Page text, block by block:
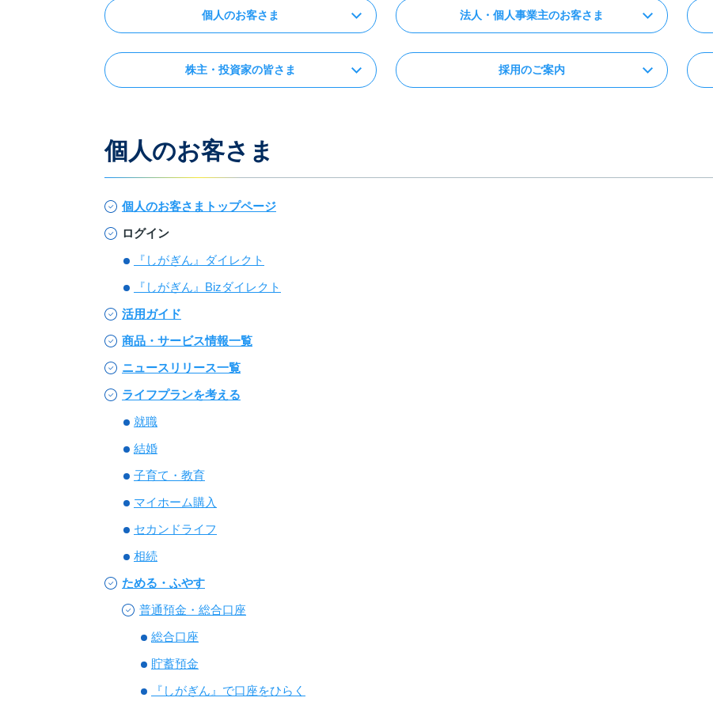
個人のお客さま 法人・個人事業主のお客さま
株主・投資家の皆さま 採用のご案内
個人のお客さま
個人のお客さまトップページ
ログイン
『しがぎん』ダイレクト
『しがぎん』Bizダイレクト
活用ガイド
商品・サービス情報一覧
ニュースリリース一覧
ライフプランを考える
就職
結婚
子育て・教育
マイホーム購入
セカンドライフ
相続
ためる・ふやす
普通預金・総合口座
総合口座
貯蓄預金
『しがぎん』で口座をひらく